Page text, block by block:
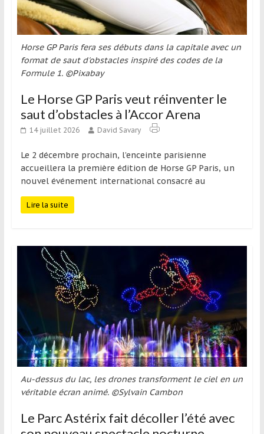
Horse GP Paris fera ses débuts dans la capitale avec un
format de saut d'obstacles inspiré des codes de la
Formule 1. ©Pixabay
Le Horse GP Paris veut réinventer le
saut d’obstacles à l’Accor Arena
14 juillet 2026 David Savary
Le 2 décembre prochain, l’enceinte parisienne
accueillera la première édition de Horse GP Paris, un
nouvel événement international consacré au
Lire la suite
Au-dessus du lac, les drones transforment le ciel en un
véritable écran animé. ©Sylvain Cambon
Le Parc Astérix fait décoller l’été avec